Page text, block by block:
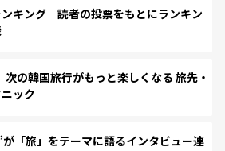
キング 読者の投票をもとにランキン
の韓国旅行がもっと楽しくなる 旅先・
ック
「旅」をテーマに語るインタビュー連